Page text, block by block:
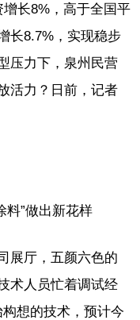
长8%，高于全国平
长8.7%，实现稳步
压力下，泉州民营
活力？日前，记者
料”做出新花样
展厅，五颜六色的
术人员忙着调试经
想的技术，预计今